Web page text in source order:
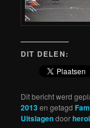
DIT DELEN:
Dit bericht werd
2013en getagd
Uitslagendoor